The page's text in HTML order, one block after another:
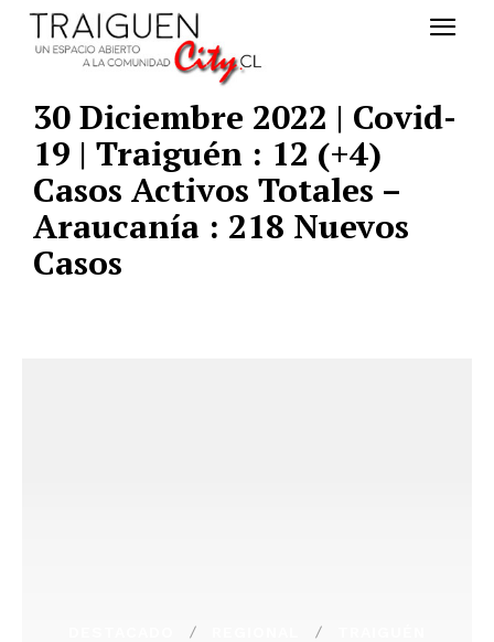
30 Diciembre 2022 | Covid-
19 | Traiguén : 12 (+4)
Casos Activos Totales –
Araucanía : 218 Nuevos
Casos